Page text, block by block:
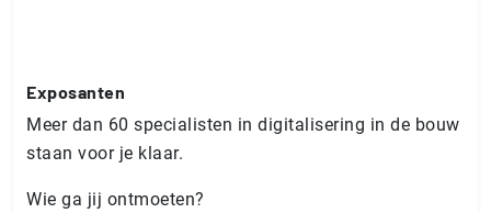
Exposanten
Meer dan 60 specialisten in digitalisering in de bouw
staan voor je klaar.
Wie ga jij ontmoeten?